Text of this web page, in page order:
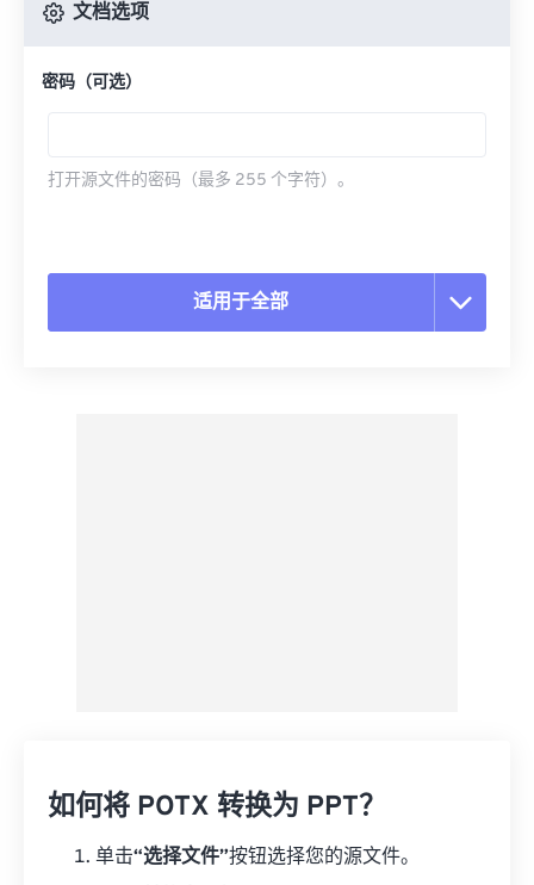
文档选项
密码（可选）
打开源文件的密码（最多 255 个字符）。
适用于全部
如何将 POTX 转换为 PPT？
单击“选择文件”按钮选择您的源文件。